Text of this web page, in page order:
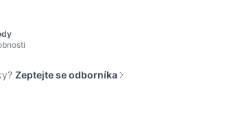
Zeptejte se odborníka